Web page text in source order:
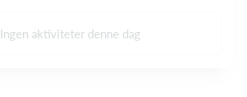
Ingen aktiviteter denne dag